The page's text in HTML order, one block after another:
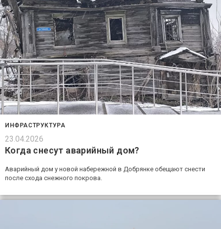
ИНФРАСТРУКТУРА
23.04.2026
Когда снесут аварийный дом?
Аварийный дом у новой набережной в Добрянке обещают снести
после схода снежного покрова.